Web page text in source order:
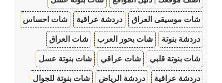
شات موسيقى العراق دردشة عراقية شات احساس
دردشة بنوتة شات بحور العرب شات العراق
شات بنوتة قلبي شات عراقي شات بنوتة عسل
دردشة عراقية دردشة الرياض شات بنوتة للجوال